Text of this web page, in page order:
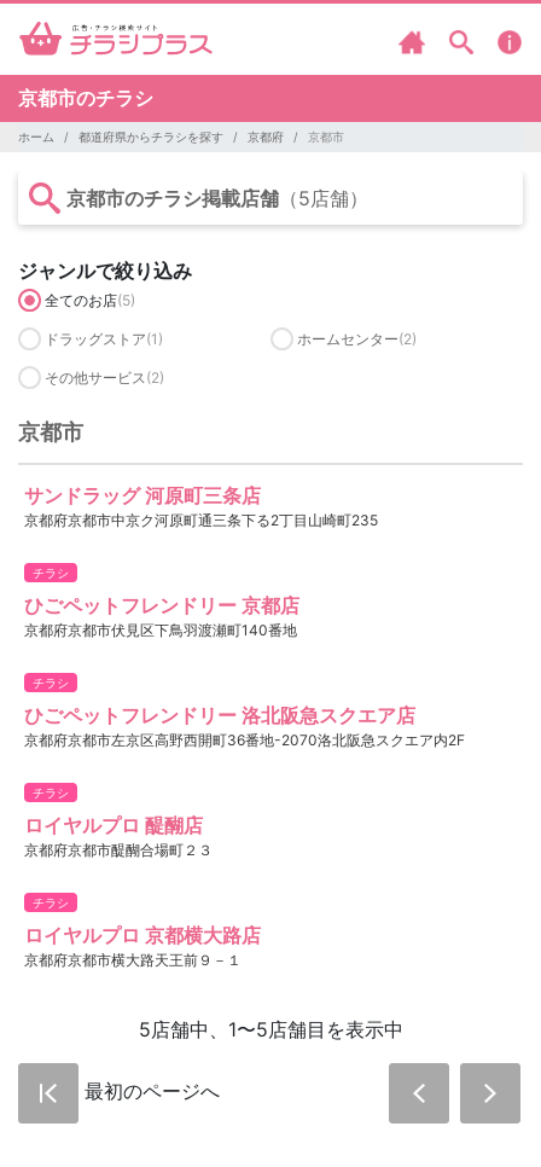
京都市のチラシ
ホーム 都道府県からチラシを探す 京都府 京都市
京都市のチラシ掲載店舗 （5店舗）
ジャンルで絞り込み
全てのお店(5)
ドラッグストア(1) ホームセンター(2)
その他サービス (2)
京都市
サンドラッグ 河原町三条店
京都府京都市中京ク河原町通三条下る2丁目山崎町235
チラシ
ひごペットフレンドリー 京都店
京都府京都市伏見区下鳥羽渡瀬町140番地
チラシ
ひごペットフレンドリー 洛北阪急スクエア店
京都府京都市左京区高野西開町36番地-2070洛北阪急スクエア内2F
チラシ
ロイヤルプロ 醍醐店
京都府京都市醍醐合場町２３
チラシ
ロイヤルプロ 京都横大路店
京都府京都市横大路天王前９－１
5店舗中、1〜5店舗目を表示中
最初のページへ